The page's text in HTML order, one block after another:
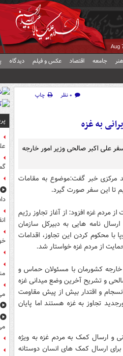
Aug
جامعه اقتصاد عکس و فیلم دیدگاه
۰ نظر
چاپ
به غزه
علی اکبر صالحی وزیر امور خارجه
مرکزی خبر گفت:موضوع به مقامات
تا این سفر صورت گیرد.
مردم غزه افزود: از آغاز تجاوز رژیم
نامه هایی به دبیرکل سازمان
با محکوم کردن این تجاوز، اقدامات
از مردم غزه خواستار شد.
خارجه کشورمان با مسئولان حماس و
و تشریح آخرین وضع میدانی غزه
و اقتدار بیش از پیش مقاومت
تجاوز به غزه هستند اما پایان
و ارسال کمک به مردم غزه به ویژه
ارسال کمک های انسان دوستانه